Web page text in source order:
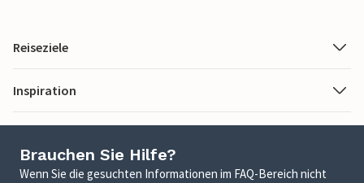
Reiseziele
Inspiration
Brauchen Sie Hilfe?
Wenn Sie die gesuchten Informationen im FAQ-Bereich nicht